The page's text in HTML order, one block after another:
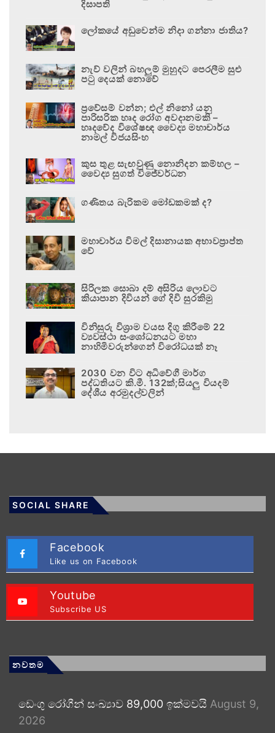
දිසාපති
ලෝකයේ අඩුවෙන්ම නිදා ගන්නා ජාතිය?
නැව් වලින් බහලුම් මුහුදට පෙරලීම සුළු
පටු දෙයක් නොවේ
ප්‍රවේසම් වන්න; එල් නිනෝ යනු
පාරිසරික හෘද රෝග අවදානමකි –
හෘදවේද විශේෂඥ වෛද්‍ය මහාචාර්ය
නාමල් විජයසිංහ
කුස තුළ සැඟවුණු නොනිදන කම්හල –
වෛද්‍ය සුගත් විජේවර්ධන
ගණිතය බැරිකම මෝඩකමක් ද?
මහාචාර්ය විමල් දිසානායක අභාවප්‍රාප්ත
වේ
සිරිලක සොබා දම් අසිරිය ලොවට
කියාපාන දිවියන් ගේ දිවි සුරකිමු
විනිසුරු විශ්‍රාම වයස දිගු කිරීමේ 22
ව්‍යවස්ථා සංශෝධනයට මහා
නාහිමිවරුන්ගෙන් විරෝධයක් නෑ
2030 වන විට අධිවේගී මාර්ග
පද්ධතියට කි.මී. 132ක්;සියලු වියදම්
දේශීය අරමුදල්වලින්
SOCIAL SHARE
Facebook
Like us on Facebook
Youtube
Subscribe US
නවතම
ඩෙංගු රෝගීන් සංඛ්‍යාව 89,000 ඉක්මවයි August 9,
2026